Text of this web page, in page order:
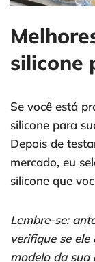
silicone
Se você está
silicone para
Depois de
mercado, eu
silicone que
Lembre-se:
verifique se
modelo da sua